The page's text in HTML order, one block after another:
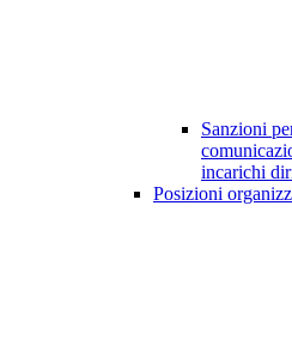
Sanzioni
incarichi
Posizioni